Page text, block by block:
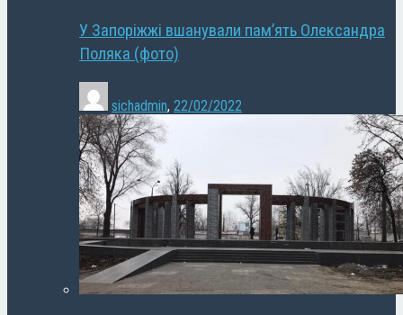
У Запоріжжі вшанували пам’ять Олександра
Поляка (фото)
sichadmin, 22/02/2022